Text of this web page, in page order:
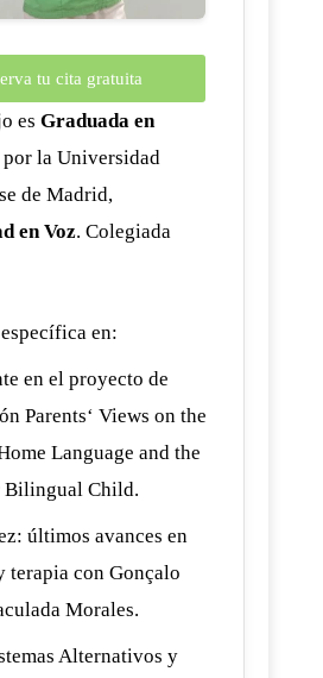
tu cita gratuita
es Graduada en
por la Universidad
de Madrid,
en Voz. Colegiada
en:
en el proyecto de
Parents‘ Views on the
Language and the
Bilingual Child.
últimos avances en
terapia con Gonçalo
Morales.
Alternativos y